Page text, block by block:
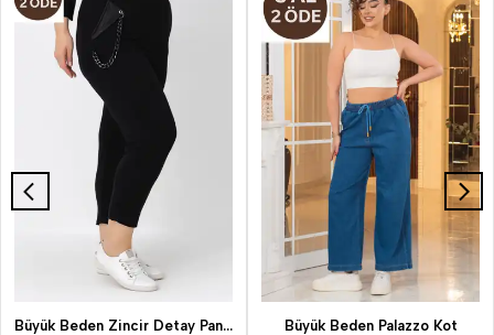
Büyük Beden Zincir Detay Pantolon Büyük Beden Palazzo Kot